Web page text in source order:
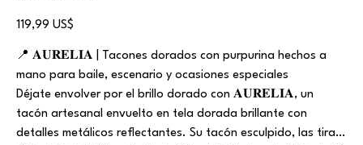
Precio
119,99 US$
📍 𝐀𝐔𝐑𝐄𝐋𝐈𝐀 | Tacones dorados con purpurina hechos a
mano para baile, escenario y ocasiones especiales
Déjate envolver por el brillo dorado con 𝐀𝐔𝐑𝐄𝐋𝐈𝐀, un
tacón artesanal envuelto en tela dorada brillante con
detalles metálicos reflectantes. Su tacón esculpido, las tiras